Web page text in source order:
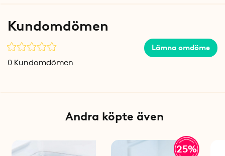
miljöval som håller för daglig användning i både kyl och frys.
och flaskor utan att böja sig.
Specifikationer
Färg: Transparent (lätt gråtonad)
Kundomdömen
Lämna omdöme
0 Kundomdömen
Andra köpte även
25%